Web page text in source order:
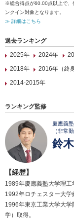
※総合得点が60.00点以上で、
ンクイン対象となります。
≫ 詳細はこちら
過去ランキング
2025年
2024年
2018年
2016年（終
2014-2015年
ランキング監修
慶應義
（非常勤
鈴
【経歴】
1989年慶應義塾大学理工
1992年ロチェスター大学
1996年東京工業大学大
学）取得。